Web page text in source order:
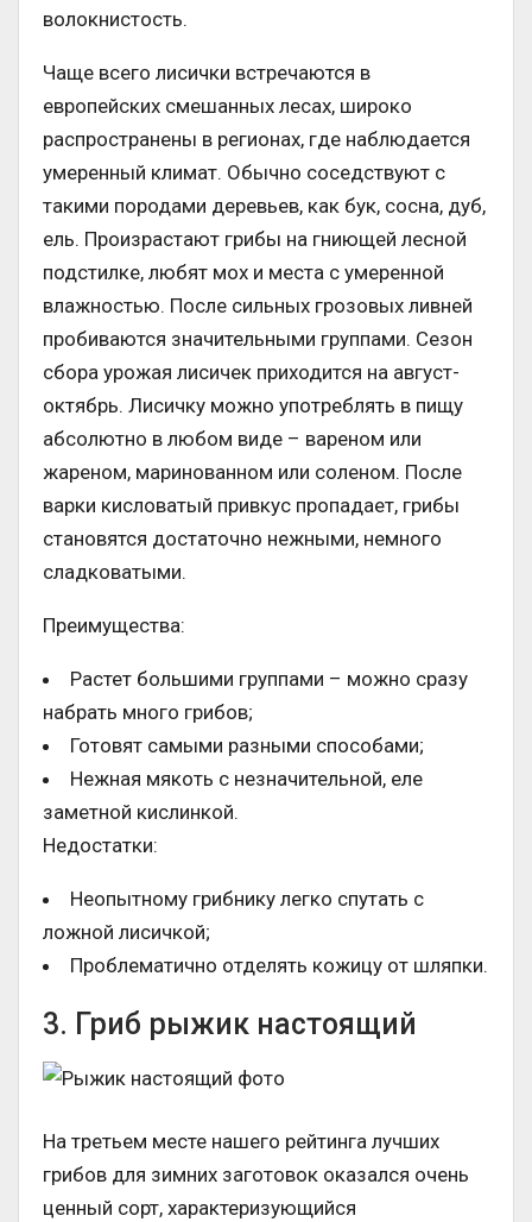
волокнистость.
Чаще всего лисички встречаются в
европейских смешанных лесах, широко
распространены в регионах, где наблюдается
умеренный климат. Обычно соседствуют с
такими породами деревьев, как бук, сосна, дуб,
ель. Произрастают грибы на гниющей лесной
подстилке, любят мох и места с умеренной
влажностью. После сильных грозовых ливней
пробиваются значительными группами. Сезон
сбора урожая лисичек приходится на август-
октябрь. Лисичку можно употреблять в пищу
абсолютно в любом виде – вареном или
жареном, маринованном или соленом. После
варки кисловатый привкус пропадает, грибы
становятся достаточно нежными, немного
сладковатыми.
Преимущества:
Растет большими группами – можно сразу
набрать много грибов;
Готовят самыми разными способами;
Нежная мякоть с незначительной, еле
заметной кислинкой.
Недостатки:
Неопытному грибнику легко спутать с
ложной лисичкой;
Проблематично отделять кожицу от шляпки.
3. Гриб рыжик настоящий
На третьем месте нашего рейтинга лучших
грибов для зимних заготовок оказался очень
ценный сорт, характеризующийся